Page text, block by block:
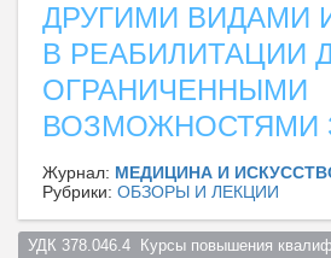
ДРУГИМИ ВИДАМИ
В РЕАБИЛИТАЦИИ
ОГРАНИЧЕННЫМИ
ВОЗМОЖНОСТЯМИ
Журнал: МЕДИЦИНА И
Рубрики: ОБЗОРЫ И ЛЕКЦИИ
УДК 378.046.4  Курсы повышения